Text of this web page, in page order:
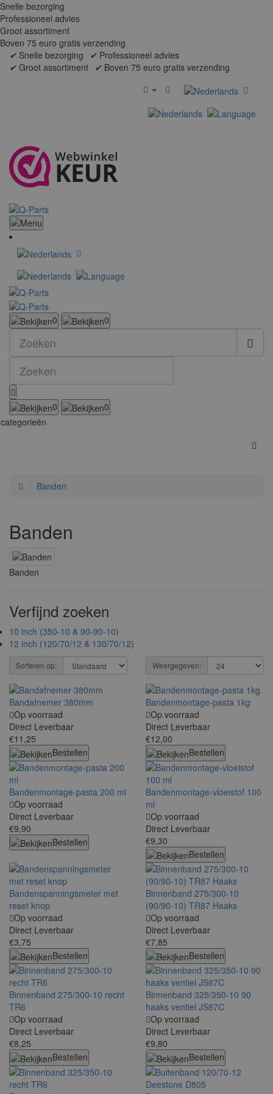
Snelle bezorging
Professioneel advies
Groot assortiment
Boven 75 euro gratis verzending
✔ Snelle bezorging ✔ Professioneel advies
✔ Groot assortiment ✔ Boven 75 euro gratis verzending
0 0
0
0
categorieën
Banden
Banden
Banden
Verfijnd zoeken
10 inch (350-10 & 90-90-10)
12 inch (120/70/12 & 130/70/12)
Sorteren op: Weergegeven:
Bandafnemer 380mm
Op voorraad
Direct Leverbaar
€11,25
Bestellen
Bandenmontage-pasta 1kg
Op voorraad
Direct Leverbaar
€12,00
Bestellen
Bandenmontage-pasta 200 ml
Op voorraad
Direct Leverbaar
€9,90
Bestellen
Bandenmontage-vloeistof 100
ml
Op voorraad
Direct Leverbaar
€9,30
Bestellen
Bandenspanningsmeter met
reset knop
Op voorraad
Direct Leverbaar
€3,75
Bestellen
Binnenband 275/300-10
(90/90-10) TR87 Haaks
Op voorraad
Direct Leverbaar
€7,85
Bestellen
Binnenband 275/300-10 recht
TR6
Op voorraad
Direct Leverbaar
€8,25
Bestellen
Binnenband 325/350-10 90
haaks ventiel JS87C
Op voorraad
Direct Leverbaar
€9,80
Bestellen